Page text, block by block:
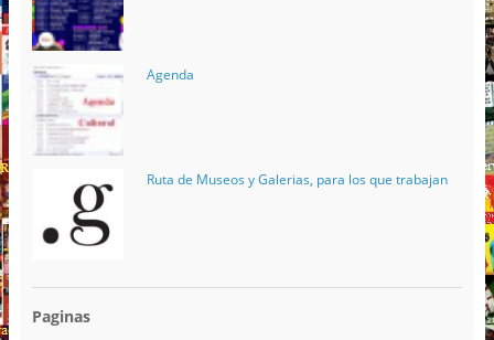
Agenda
Ruta de Museos y Galerias, para los que trabajan
Paginas